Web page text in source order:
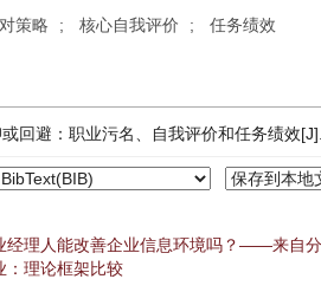
策略 ; 核心自我评价 ; 任务绩效
回避：职业污名、自我评价和任务绩效
经理人能改善企业信息环境吗？——来自
：理论框架比较